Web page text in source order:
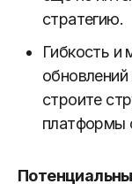
стратегию.
Гибкость и
строите
платформы